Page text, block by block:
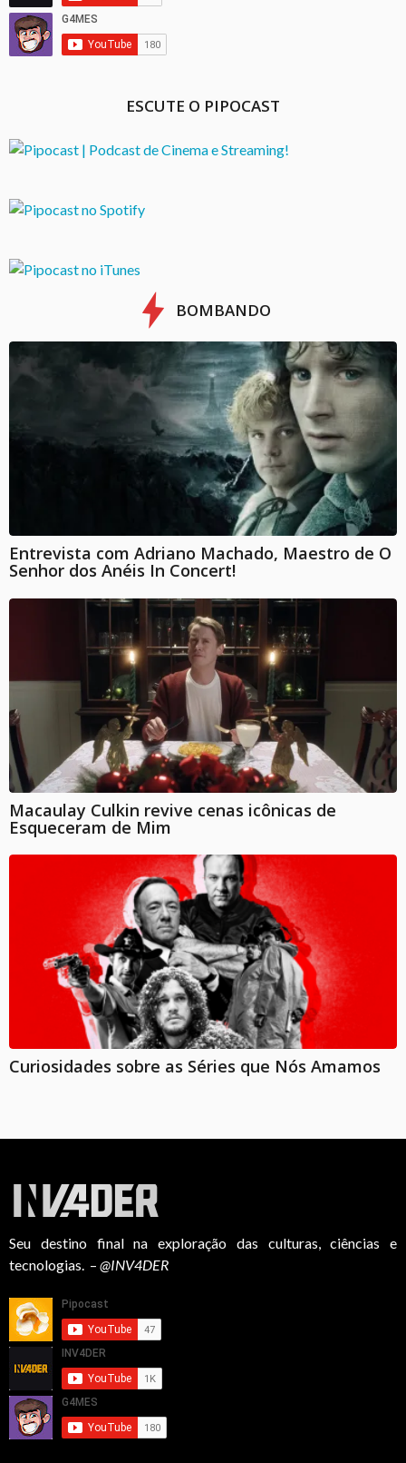
ESCUTE O PIPOCAST
BOMBANDO
Entrevista com Adriano Machado, Maestro de O
Senhor dos Anéis In Concert!
Macaulay Culkin revive cenas icônicas de
Esqueceram de Mim
Curiosidades sobre as Séries que Nós Amamos
Seu destino final na exploração das culturas, ciências e
tecnologias. – @INV4DER